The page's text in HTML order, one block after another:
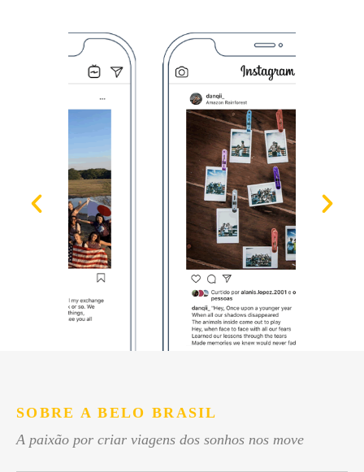
SOBRE A BELO BRASIL
A paixão por criar viagens dos sonhos nos move